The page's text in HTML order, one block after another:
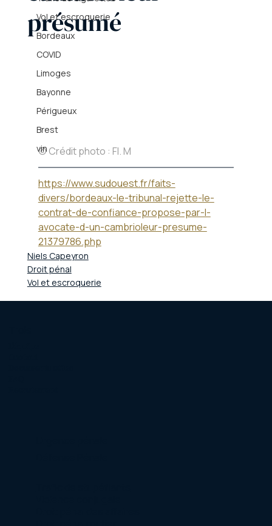
Vol et escroquerie
Bordeaux
COVID
Limoges
Bayonne
Périgueux
Brest
vin
présumé
© Crédit photo : Fl. M
https://www.sudouest.fr/faits-
divers/bordeaux-le-tribunal-rejette-le-
contrat-de-confiance-propose-par-l-
avocate-d-un-cambrioleur-presume-
21379786.php
Niels Capeyron
Droit pénal
Vol et escroquerie